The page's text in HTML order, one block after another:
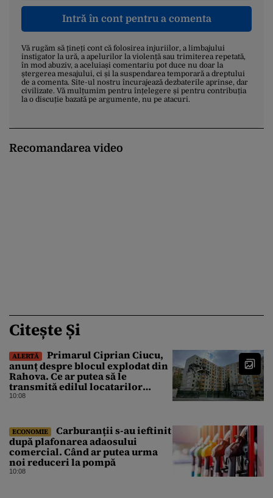
Intră în cont pentru a comenta
Vă rugăm să țineți cont că folosirea injuriilor, a limbajului
instigator la ură, a apelurilor la violență sau trimiterea repetată,
în mod abuziv, a aceluiași comentariu pot duce nu doar la
ștergerea mesajului, ci și la suspendarea temporară a dreptului
de a comenta. Site-ul nostru încurajează dezbaterile aprinse, dar
civilizate. Vă mulțumim pentru înțelegere și pentru contribuția
la o discuție bazată pe argumente, nu pe atacuri.
Recomandarea video
Citește Și
ALERTĂ
Primarul Ciprian Ciucu,
anunț despre blocul explodat din
Rahova. Ce ar putea să le
transmită edilul locatarilor
rămași pe drumuri
10:08
ECONOMIE
Carburanții s-au ieftinit
după plafonarea adaosului
comercial. Când ar putea urma
noi reduceri la pompă
10:08